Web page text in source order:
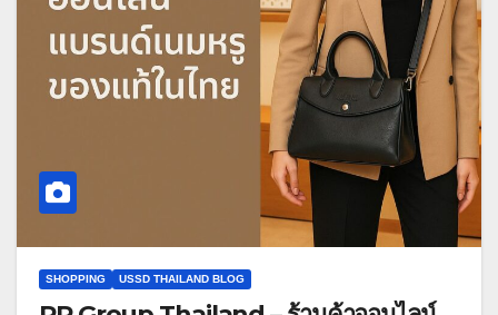
SHOPPING USSD THAILAND BLOG